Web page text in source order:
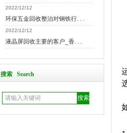
2022/12/12
环保五金回收整治对钢铁行. . .
2022/12/12
液晶屏回收主要的客户_香. . .
搜索 Search